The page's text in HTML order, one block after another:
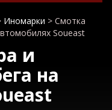
Иномарки > Смотка
Soueast
и
на